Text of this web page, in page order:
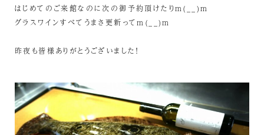
はじめてのご来館なのに次の御予約頂けたりm(__)m
グラスワインすべてうまさ更新ってm(__)m
昨夜も皆様ありがとうございました！